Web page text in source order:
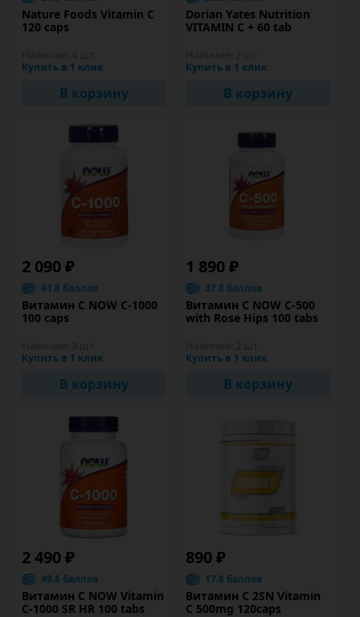
Nature Foods Vitamin C
120 caps
Купить в 1 клик
В корзину
Dorian Yates Nutrition
VITAMIN C + 60 tab
Купить в 1 клик
В корзину
2 090 ₽
41.8 баллов
Витамин C NOW C-1000
100 caps
Купить в 1 клик
В корзину
1 890 ₽
37.8 баллов
Витамин C NOW C-500
with Rose Hips 100 tabs
Купить в 1 клик
В корзину
2 490 ₽
49.8 баллов
Витамин C NOW Vitamin
C-1000 SR HR 100 tabs
890 ₽
17.8 баллов
Витамин C 2SN Vitamin
C 500mg 120caps